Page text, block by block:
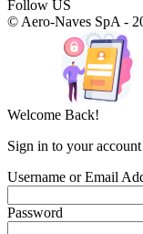
Follow US
© Aero-Naves SpA -
Welcome Back!
Sign in to your account
Username or Email
Password